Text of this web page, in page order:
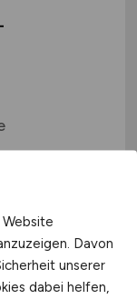
Davon
unserer
dabei helfen,